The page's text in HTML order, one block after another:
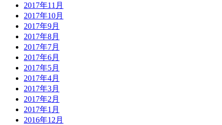
2017年11月
2017年10月
2017年9月
2017年8月
2017年7月
2017年6月
2017年5月
2017年4月
2017年3月
2017年2月
2017年1月
2016年12月